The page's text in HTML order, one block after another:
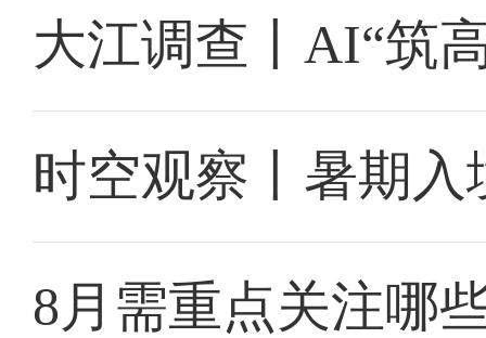
大江调查丨AI“筑
时空观察丨暑期入
8月需重点关注哪